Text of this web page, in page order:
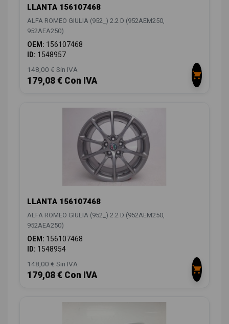
LLANTA 156107468
ALFA ROMEO GIULIA (952_) 2.2 D (952AEM250,
952AEA250)
OEM: 156107468
ID: 1548957
148,00 € Sin IVA
179,08 € Con IVA
LLANTA 156107468
ALFA ROMEO GIULIA (952_) 2.2 D (952AEM250,
952AEA250)
OEM: 156107468
ID: 1548954
148,00 € Sin IVA
179,08 € Con IVA